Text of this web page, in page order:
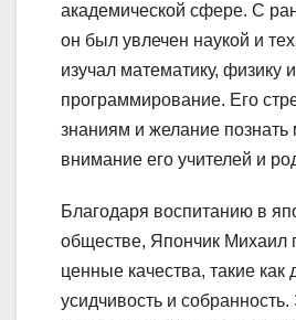
академической сфере. С
он был увлечен наукой и
изучал математику, физику и
программирование. Его
знаниям и желание познать
внимание его учителей и
Благодаря воспитанию в
обществе, Япончик Михаил
ценные качества, такие как
усидчивость и собранность.